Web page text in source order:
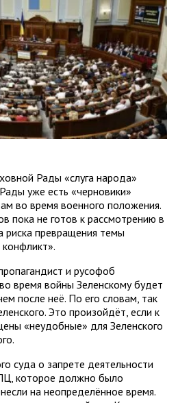
Рады «слуга народа»
уже есть «черновики»
во время военного положения.
пока не готов к рассмотрению в
риска превращения темы
и русофоб
время войны Зеленскому будет
после неё. По его словам, так
Это произойдёт, если к
«неудобные» для Зеленского
суда о запрете деятельности
которое должно было
на неопределённое время.